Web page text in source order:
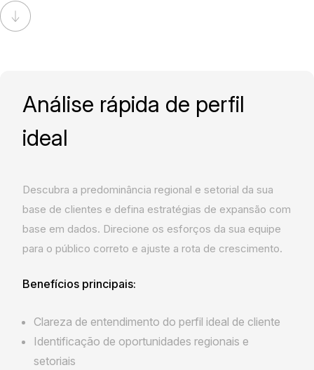
Análise rápida de perfil
ideal
Descubra a predominância regional e setorial da sua
base de clientes e defina estratégias de expansão com
base em dados. Direcione os esforços da sua equipe
para o público correto e ajuste a rota de crescimento.
Benefícios principais:
Clareza de entendimento do perfil ideal de cliente
Identificação de oportunidades regionais e
setoriais